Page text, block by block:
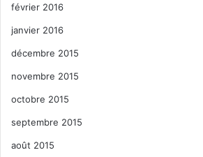
février 2016
janvier 2016
décembre 2015
novembre 2015
octobre 2015
septembre 2015
août 2015